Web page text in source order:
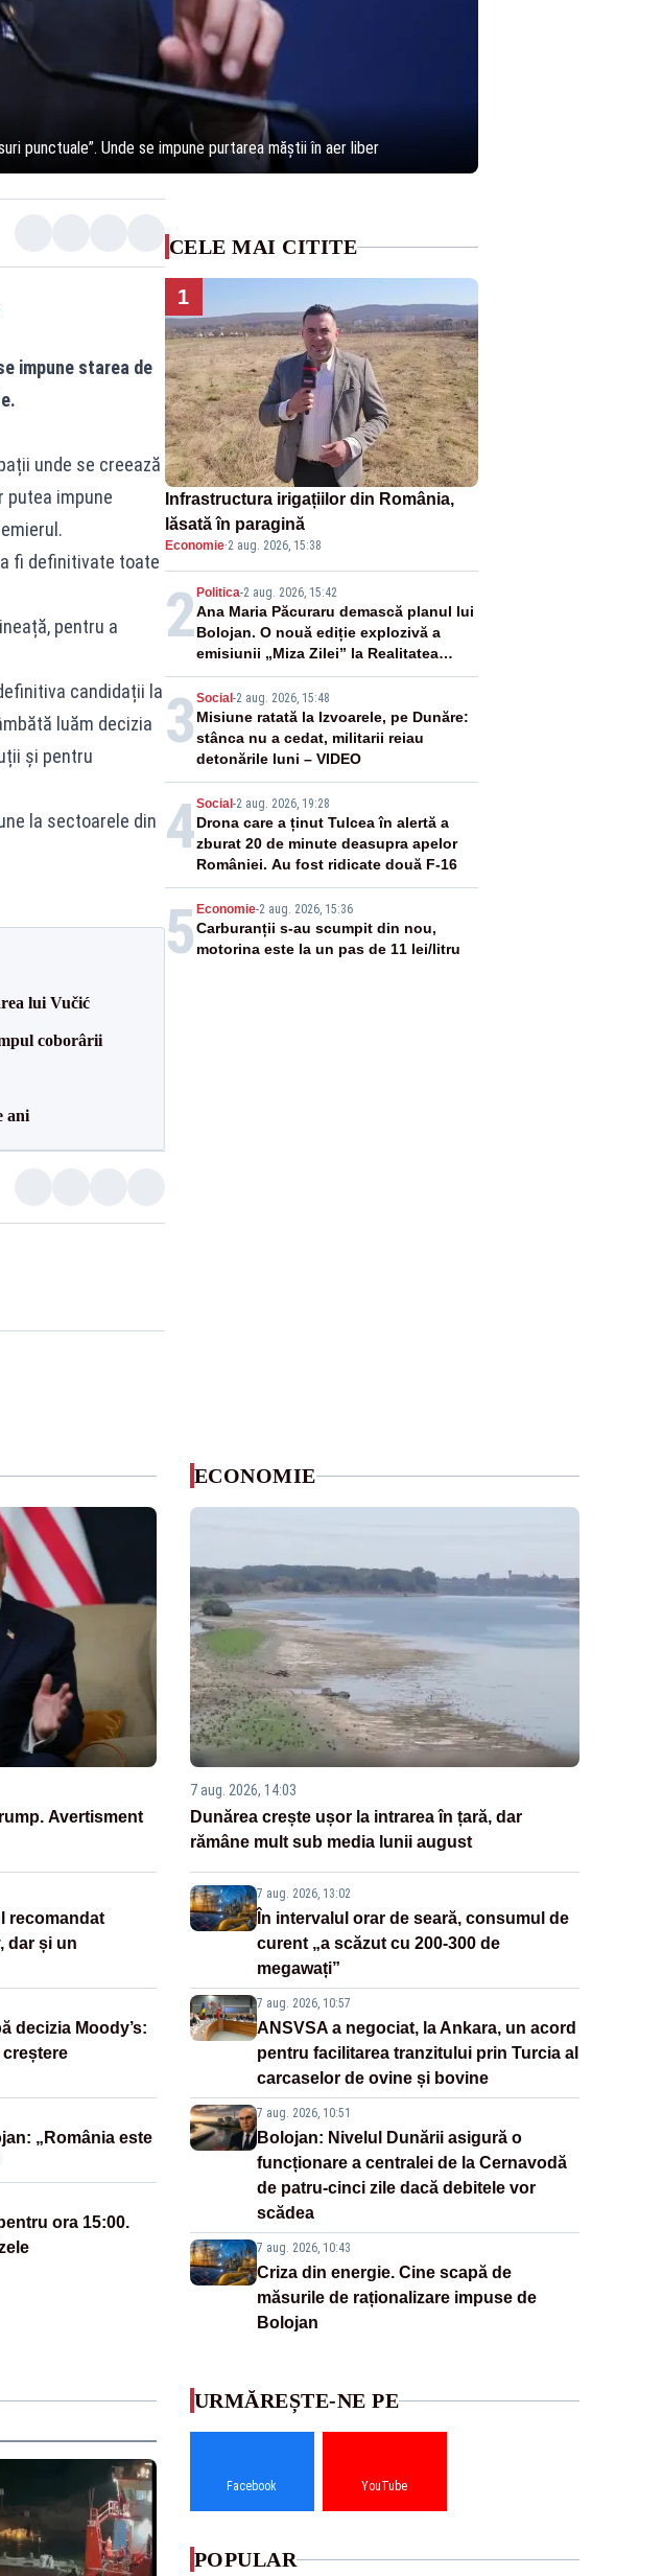
punctuale”. Unde se impune purtarea măștii în aer liber
impune starea de
unde se creează
putea impune
fi definitivate toate
pentru a
candidații la
luăm decizia
și pentru
la sectoarele din
lui Vučić
coborârii
ani
CELE MAI CITITE
1
Infrastructura irigațiilor din România,
lăsată în paragină
Economie·2 aug. 2026, 15:38
2 Politica-2 aug. 2026, 15:42
Ana Maria Păcuraru demască planul lui
Bolojan. O nouă ediție explozivă a
emisiunii „Miza Zilei” la Realitatea
PLUS
3 Social -2 aug. 2026, 15:48
Misiune ratată la Izvoarele, pe Dunăre:
stânca nu a cedat, militarii reiau
detonările luni – VIDEO
4Social -2 aug. 2026, 19:28
Drona care a ținut Tulcea în alertă a
zburat 20 de minute deasupra apelor
României. Au fost ridicate două F-16
5 Economie-2 aug. 2026, 15:36
Carburanții s-au scumpit din nou,
motorina este la un pas de 11 lei/litru
Avertisment
recomandat
dar și un
decizia Moody’s:
creștere
„România este
ora 15:00.
ECONOMIE
7 aug. 2026, 14:03
Dunărea crește ușor la intrarea în țară, dar
rămâne mult sub media lunii august
7 aug. 2026, 13:02
În intervalul orar de seară, consumul de
curent „a scăzut cu 200-300 de
megawați”
7 aug. 2026, 10:57
ANSVSA a negociat, la Ankara, un acord
pentru facilitarea tranzitului prin Turcia al
carcaselor de ovine și bovine
7 aug. 2026, 10:51
Bolojan: Nivelul Dunării asigură o
funcționare a centralei de la Cernavodă
de patru-cinci zile dacă debitele vor
scădea
7 aug. 2026, 10:43
Criza din energie. Cine scapă de
măsurile de raționalizare impuse de
Bolojan
URMĂREȘTE-NE PE
Facebook YouTube
POPULAR